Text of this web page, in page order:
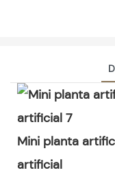
Mini planta
artificial